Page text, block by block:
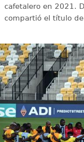
cafetalero en 2021.
compartió el título